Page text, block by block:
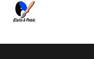
Passer